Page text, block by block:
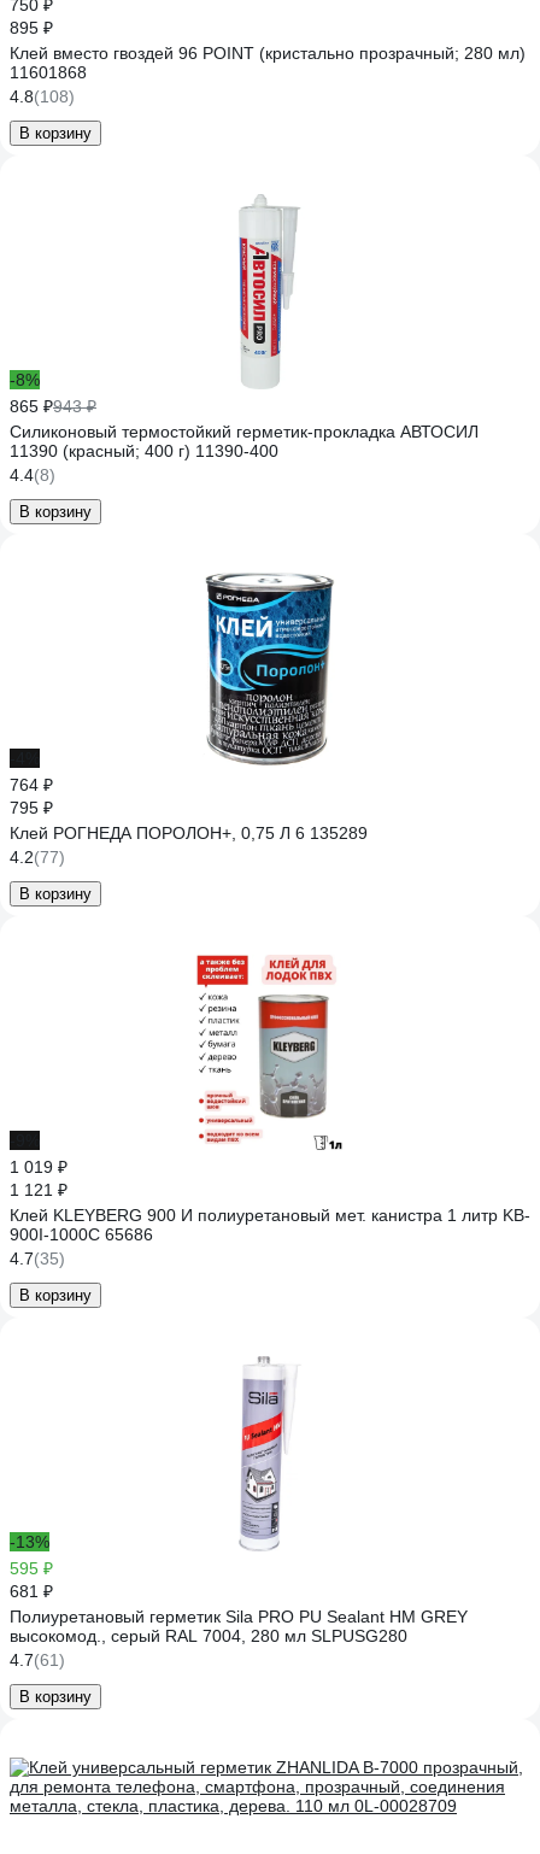
750 ₽
895 ₽
Клей вместо гвоздей 96 POINT (кристально прозрачный; 280 мл)
11601868
4.8(108)
В корзину
-8%
865 ₽943 ₽
Силиконовый термостойкий герметик-прокладка АВТОСИЛ
11390 (красный; 400 г) 11390-400
4.4(8)
В корзину
764 ₽
795 ₽
Клей РОГНЕДА ПОРОЛОН+, 0,75 Л 6 135289
4.2(77)
В корзину
1 019 ₽
1 121 ₽
Клей KLEYBERG 900 И полиуретановый мет. канистра 1 литр KB-
900I-1000C 65686
4.7(35)
В корзину
-13%
595 ₽
681 ₽
Полиуретановый герметик Sila PRO PU Sealant HM GREY
высокомод., серый RAL 7004, 280 мл SLPUSG280
4.7(61)
В корзину